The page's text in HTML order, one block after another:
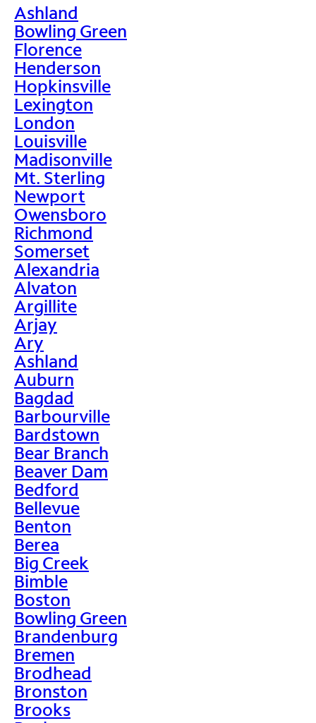
Ashland
Bowling Green
Florence
Henderson
Hopkinsville
Lexington
London
Louisville
Madisonville
Mt. Sterling
Newport
Owensboro
Richmond
Somerset
Alexandria
Alvaton
Argillite
Arjay
Ary
Ashland
Auburn
Bagdad
Barbourville
Bardstown
Bear Branch
Beaver Dam
Bedford
Bellevue
Benton
Berea
Big Creek
Bimble
Boston
Bowling Green
Brandenburg
Bremen
Brodhead
Bronston
Brooks